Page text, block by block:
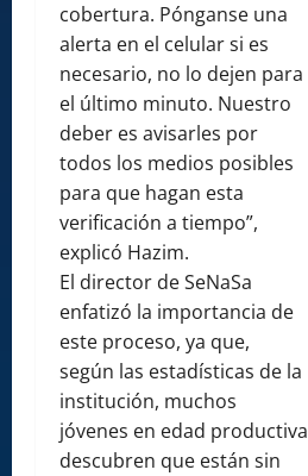
cobertura. Pónganse una
alerta en el celular si es
necesario, no lo dejen para
el último minuto. Nuestro
deber es avisarles por
todos los medios posibles
para que hagan esta
verificación a tiempo”,
explicó Hazim.
El director de SeNaSa
enfatizó la importancia de
este proceso, ya que,
según las estadísticas de la
institución, muchos
jóvenes en edad productiva
descubren que están sin